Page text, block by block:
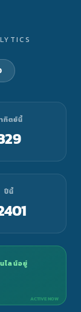
ทิตย์นี้
ปีนี้
ไลน์อยู่
ACTIVE NOW